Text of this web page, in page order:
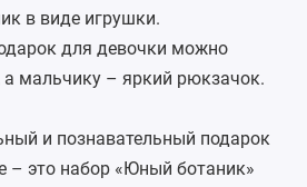
в виде игрушки.
для девочки можно
а мальчику – яркий рюкзачок.
и познавательный подарок
– это набор «Юный ботаник»